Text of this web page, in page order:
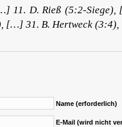
11. D. Rieß (5:2-Siege),
[…] 31. B. Hertweck
Name (erforderlich)
E-Mail (wird nicht